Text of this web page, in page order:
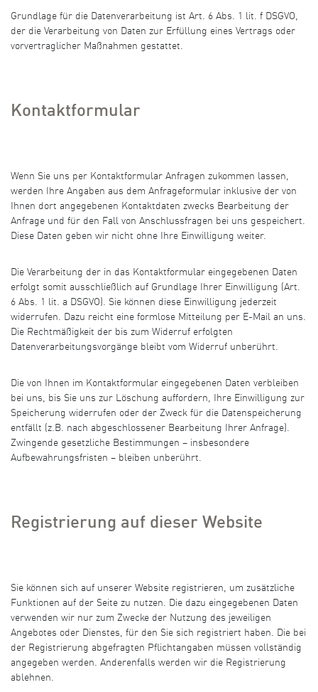
Grundlage für die Datenverarbeitung ist Art. 6 Abs. 1 lit. f DSGVO,
der die Verarbeitung von Daten zur Erfüllung eines Vertrags oder
vorvertraglicher Maßnahmen gestattet.
Kontaktformular
Wenn Sie uns per Kontaktformular Anfragen zukommen lassen,
werden Ihre Angaben aus dem Anfrageformular inklusive der von
Ihnen dort angegebenen Kontaktdaten zwecks Bearbeitung der
Anfrage und für den Fall von Anschlussfragen bei uns gespeichert.
Diese Daten geben wir nicht ohne Ihre Einwilligung weiter.
Die Verarbeitung der in das Kontaktformular eingegebenen Daten
erfolgt somit ausschließlich auf Grundlage Ihrer Einwilligung (Art.
6 Abs. 1 lit. a DSGVO). Sie können diese Einwilligung jederzeit
widerrufen. Dazu reicht eine formlose Mitteilung per E-Mail an uns.
Die Rechtmäßigkeit der bis zum Widerruf erfolgten
Datenverarbeitungsvorgänge bleibt vom Widerruf unberührt.
Die von Ihnen im Kontaktformular eingegebenen Daten verbleiben
bei uns, bis Sie uns zur Löschung auffordern, Ihre Einwilligung zur
Speicherung widerrufen oder der Zweck für die Datenspeicherung
entfällt (z.B. nach abgeschlossener Bearbeitung Ihrer Anfrage).
Zwingende gesetzliche Bestimmungen – insbesondere
Aufbewahrungsfristen – bleiben unberührt.
Registrierung auf dieser Website
Sie können sich auf unserer Website registrieren, um zusätzliche
Funktionen auf der Seite zu nutzen. Die dazu eingegebenen Daten
verwenden wir nur zum Zwecke der Nutzung des jeweiligen
Angebotes oder Dienstes, für den Sie sich registriert haben. Die bei
der Registrierung abgefragten Pflichtangaben müssen vollständig
angegeben werden. Anderenfalls werden wir die Registrierung
ablehnen.